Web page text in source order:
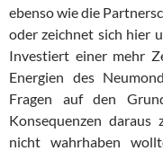
ebenso wie die
oder zeichnet sich hier
Investiert einer mehr
Energien des
Fragen auf den
Konsequenzen daraus
nicht wahrhaben